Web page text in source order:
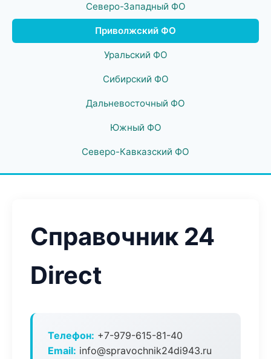
Северо-Западный ФО
Приволжский ФО
Уральский ФО
Сибирский ФО
Дальневосточный ФО
Южный ФО
Северо-Кавказский ФО
Справочник 24
Direct
Телефон: +7-979-615-81-40
Email: info@spravochnik24di943.ru